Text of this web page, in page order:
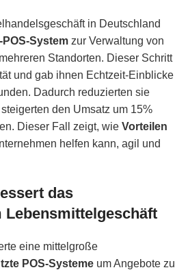
in Deutschland
System zur Verwaltung von
Standorten. Dieser Schritt
und gab ihnen Echtzeit-Einblicke
Dadurch reduzierten sie
den Umsatz um 15%
Dieser Fall zeigt, wie Vorteilen
helfen kann, agil und
das
Lebensmittelgeschäft
eine mittelgroße
POS-Systeme um Angebote zu